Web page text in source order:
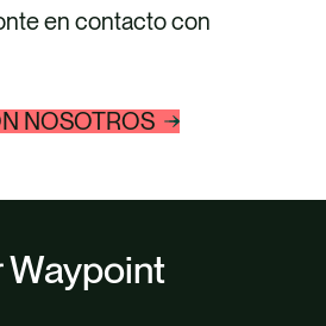
en contacto con
NOSOTROS